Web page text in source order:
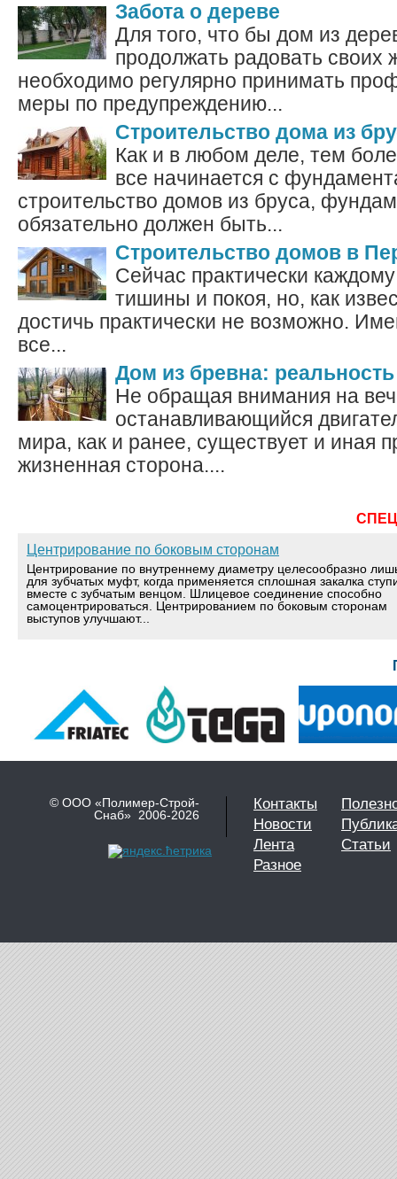
Забота о дереве
Для того, что бы дом из
продолжать радовать своих
необходимо регулярно принимать
меры по предупреждению...
Строительство дома из
Как и в любом деле, тем
все начинается с
строительство домов из бруса,
обязательно должен быть...
Строительство домов в
Сейчас практически
тишины и покоя, но, как
достичь практически не возможно.
все...
Дом из бревна:
Не обращая внимания на
останавливающийся
мира, как и ранее, существует и иная
жизненная сторона....
Центрирование по боковым сторонам
Центрирование по внутреннему диаметру целесообразно
для зубчатых муфт, когда применяется сплошная закалка
вместе с зубчатым венцом. Шлицевое соединение способно
самоцентрироваться. Центрированием по боковым сторонам
выступов улучшают...
© ООО «Полимер-Строй-
Снаб» 2006-2026
Контакты
Новости
Лента
Статьи
Разное